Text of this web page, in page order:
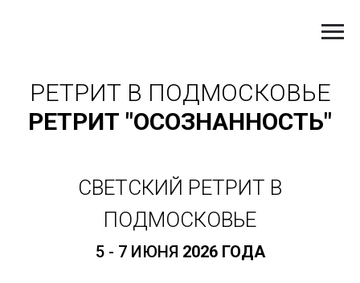
РЕТРИТ В ПОДМОСКОВЬЕ
РЕТРИТ "ОСОЗНАННОСТЬ"
СВЕТСКИЙ РЕТРИТ В
ПОДМОСКОВЬЕ
5 - 7 ИЮНЯ 2026 ГОДА